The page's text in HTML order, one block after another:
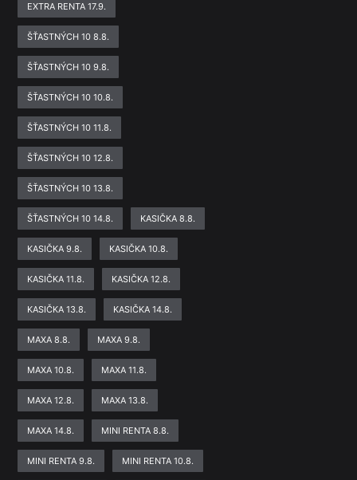
EXTRA RENTA 17.9.
ŠŤASTNÝCH 10 8.8.
ŠŤASTNÝCH 10 9.8.
ŠŤASTNÝCH 10 10.8.
ŠŤASTNÝCH 10 11.8.
ŠŤASTNÝCH 10 12.8.
ŠŤASTNÝCH 10 13.8.
ŠŤASTNÝCH 10 14.8. KASIČKA 8.8.
KASIČKA 9.8. KASIČKA 10.8.
KASIČKA 11.8. KASIČKA 12.8.
KASIČKA 13.8. KASIČKA 14.8.
MAXA 8.8. MAXA 9.8.
MAXA 10.8. MAXA 11.8.
MAXA 12.8. MAXA 13.8.
MAXA 14.8. MINI RENTA 8.8.
MINI RENTA 9.8. MINI RENTA 10.8.